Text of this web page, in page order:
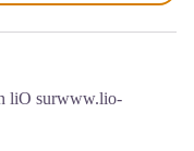
liO surwww.lio-